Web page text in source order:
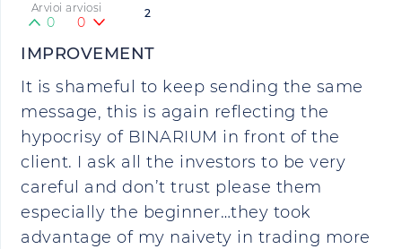
2
Arvioi arviosi
0 0
IMPROVEMENT
It is shameful to keep sending the same
message, this is again reflecting the
hypocrisy of BINARIUM in front of the
client. I ask all the investors to be very
careful and don’t trust please them
especially the beginner…they took
advantage of my naivety in trading more